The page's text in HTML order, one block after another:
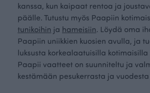
kanssa, kun kaipaat rentoa ja
päälle. Tutustu myös Paapiin
tunikoihin ja hameisiin. Löydä oma
Paapiin uniikkien kuosien avulla, ja
luksusta korkealaatuisilla
Paapii vaatteet on suunniteltu ja
kestämään pesukerrasta ja